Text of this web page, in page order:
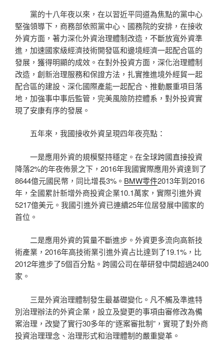
黨的十八年夜以來，在以習近平同道為焦點的黨中心
堅強領導下，商務部依照黨中心、國務院的安排，在接收
外資方面，著力深化外資治理體制改造，不斷放寬外資準
進，加速國家級經濟技術開發區和邊境經濟一起配合區的
發展，獲得明顯的成效。在對外投資方面，深化治理體制
改造，創新治理服務和保證方法，扎實推進境外經貿一起
配合區的建設、深化國際產能一起配合、推動嚴重項目落
地，加強事中事后監管，完美風險防控體系，對外投資實
現了安康有序的發展。
五年來，我國接收外資呈現四年夜亮點：
一是應用外資的規模堅持穩定。在全球跨國直接投資
降落2%的年夜佈景之下，2016年我國實際應用外資達到了
8644億元國民幣，同比增長3%。 BMW零件2013年到2016
年，全國累計新增外商投資企業10.1萬家，實際引進外資
5217億美元。我國引進外資已連續25年位居發展中國家的
首位。
二是應用外資的質量不斷進步。外資更多流向高新技
術產業，2016年高技術業引進外資占比達到了19.1%，比
2012年進步了5個百分點。跨國公司在華研發中間超過2400
家。
三是外資治理體制發生最基礎變化。凡不觸及準進特
別治理辦法的外資企業，設立及變更的事項由審修改為備
案治理，改變了實行30多年的“逐案審批制”，實現了對外商
投資治理理念、治理形式和治理體制的嚴重變革。